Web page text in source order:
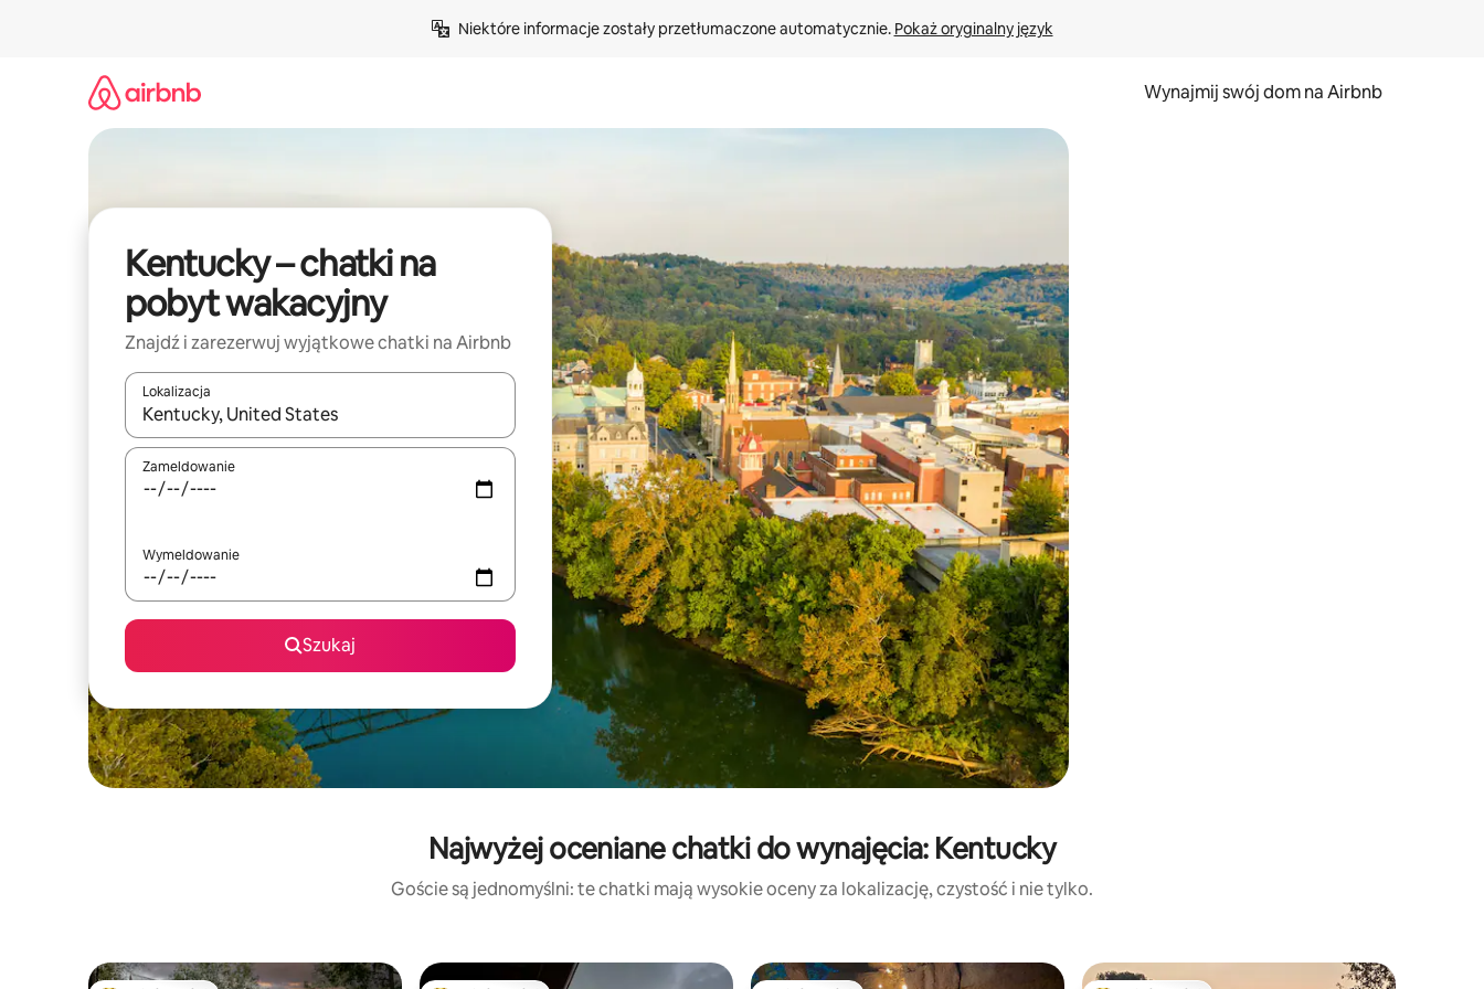
Niektóre informacje zostały przetłumaczone automatycznie. Pokaż oryginalny język
Wynajmij swój dom na Airbnb
Kentucky – chatki na
pobyt wakacyjny
Znajdź i zarezerwuj wyjątkowe chatki na Airbnb
Lokalizacja
Gdy wyniki będą dostępne, możesz poruszać się po nich za pomocą klawiszy strzałek w górę i w dół lub przeglądać je za pomocą gestów dotykowych lub przesuwania.
Zameldowanie
Wymeldowanie
Szukaj
Najwyżej oceniane chatki do wynajęcia: Kentucky
Goście są jednomyślni: te chatki mają wysokie oceny za lokalizację, czystość i nie tylko.